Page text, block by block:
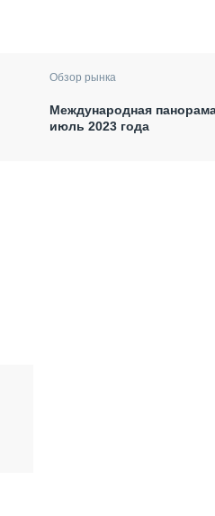
Обзор рынка
Международная
июль 2023 года